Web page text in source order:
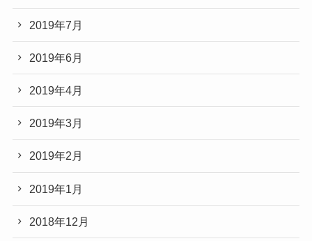
2019年7月
2019年6月
2019年4月
2019年3月
2019年2月
2019年1月
2018年12月